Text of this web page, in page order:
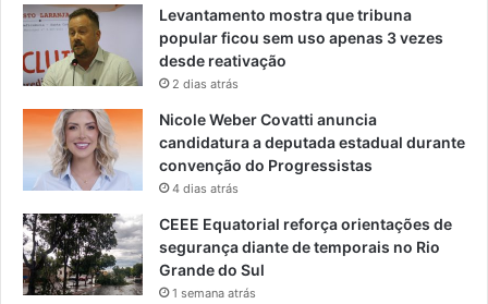
Levantamento mostra que tribuna
popular ficou sem uso apenas 3 vezes
desde reativação
2 dias atrás
Nicole Weber Covatti anuncia
candidatura a deputada estadual durante
convenção do Progressistas
4 dias atrás
CEEE Equatorial reforça orientações de
segurança diante de temporais no Rio
Grande do Sul
1 semana atrás